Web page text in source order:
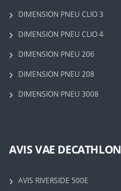
DIMENSION PNEU CLIO 3
DIMENSION PNEU CLIO 4
DIMENSION PNEU 206
DIMENSION PNEU 208
DIMENSION PNEU 3008
AVIS VAE DECATHLON
AVIS RIVERSIDE 500E